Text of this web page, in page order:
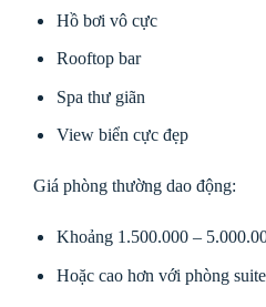
Hồ bơi vô cực
Rooftop bar
Spa thư giãn
View biển cực đẹp
Giá phòng thường dao động:
Khoảng 1.500.000 –
Hoặc cao hơn với phòng